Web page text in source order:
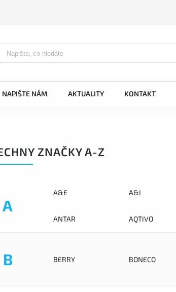
NAPIŠTE NÁM AKTUALITY KONTAKT
ZNAČKY A-Z
A
A&E A&I
ANTAR
AQTIVO
B BERRY BONECO